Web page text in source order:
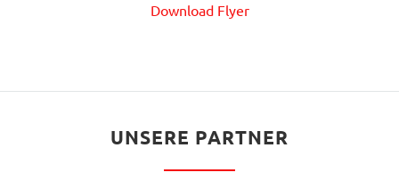
Download Flyer
UNSERE PARTNER